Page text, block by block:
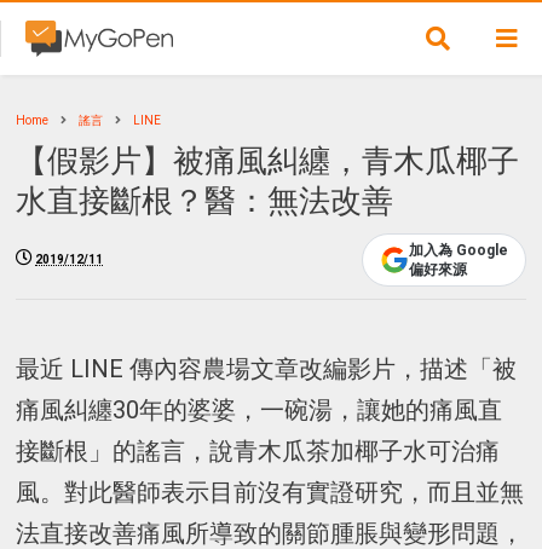
Home 謠言 LINE
【假影片】被痛風糾纏，青木瓜椰子
水直接斷根？醫：無法改善
2019/12/11
加入為 Google
偏好來源
最近 LINE 傳內容農場文章改編影片，描述「被
痛風糾纏30年的婆婆，一碗湯，讓她的痛風直
接斷根」的謠言，說青木瓜茶加椰子水可治痛
風。對此醫師表示目前沒有實證研究，而且並無
法直接改善痛風所導致的關節腫脹與變形問題，